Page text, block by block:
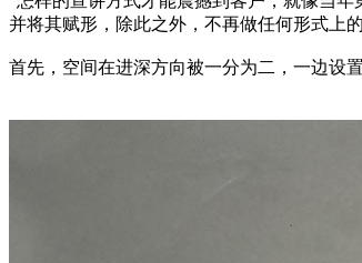
并将其赋形，除此之外，不再做任何形式上的
首先，空间在进深方向被一分为二，一边设